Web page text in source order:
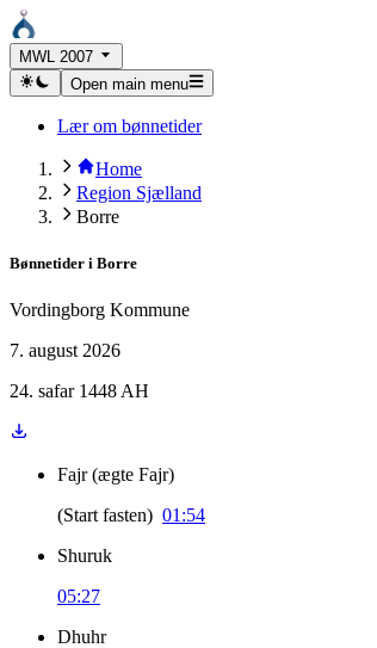
MWL 2007
Open main menu
Lær om bønnetider
Home
Region Sjælland
Borre
Bønnetider i Borre
Vordingborg Kommune
7. august 2026
24. safar 1448 AH
Fajr (ægte Fajr)
(Start fasten) 01:54
Shuruk
05:27
Dhuhr